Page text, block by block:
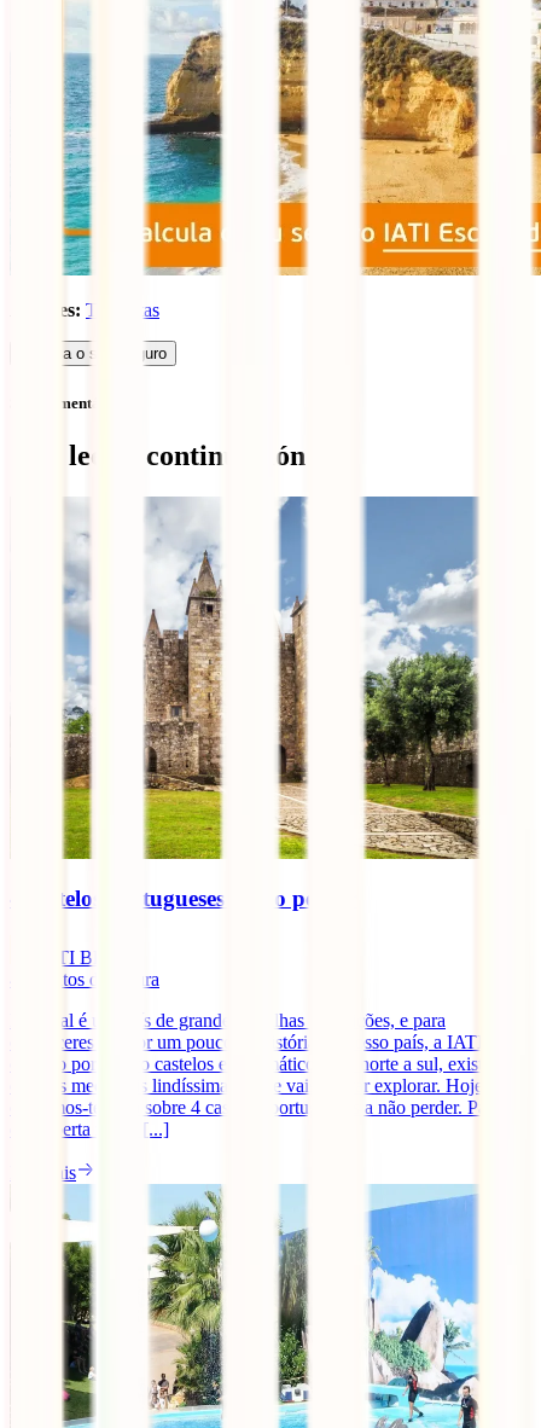
Autores: Tworistas
Calcula o seu seguro
Sem comentários
Qué leer a continuación
4 castelos portugueses a não perder
IATI Blog
minutos de leitura
Portugal é um país de grandes batalhas e tradições, e para
conheceres melhor um pouco da história do nosso país, a IATI viaja
contigo por quatro castelos emblemáticos. De norte a sul, existem
cidades medievais lindíssimas e que vais adorar explorar. Hoje
contamos-te tudo sobre 4 castelos portugueses a não perder. Parte à
descoberta numa [...]
Ler mais